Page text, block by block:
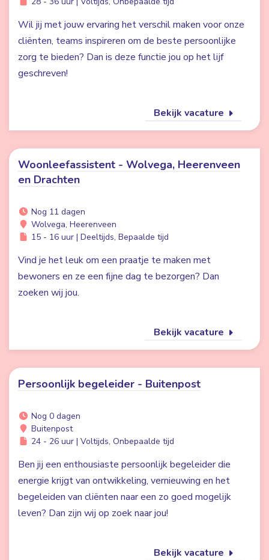
Wil jij met jouw ervaring het verschil maken voor onze
cliënten, teams inspireren om de beste persoonlijke
zorg te bieden? Dan is deze functie jou op het lijf
geschreven!
Bekijk vacature
Woonleefassistent - Wolvega, Heerenveen
en Drachten
Nog 11 dagen
Wolvega, Heerenveen
15 - 16 uur | Deeltijds, Bepaalde tijd
Vind je het leuk om een praatje te maken met
bewoners en ze een fijne dag te bezorgen? Dan
zoeken wij jou.
Bekijk vacature
Persoonlijk begeleider - Buitenpost
Nog 0 dagen
Buitenpost
24 - 26 uur | Voltijds, Onbepaalde tijd
Ben jij een enthousiaste persoonlijk begeleider die
energie krijgt van ontwikkeling, vernieuwing en het
begeleiden van cliënten naar een zo goed mogelijk
leven? Dan zijn wij op zoek naar jou!
Bekijk vacature